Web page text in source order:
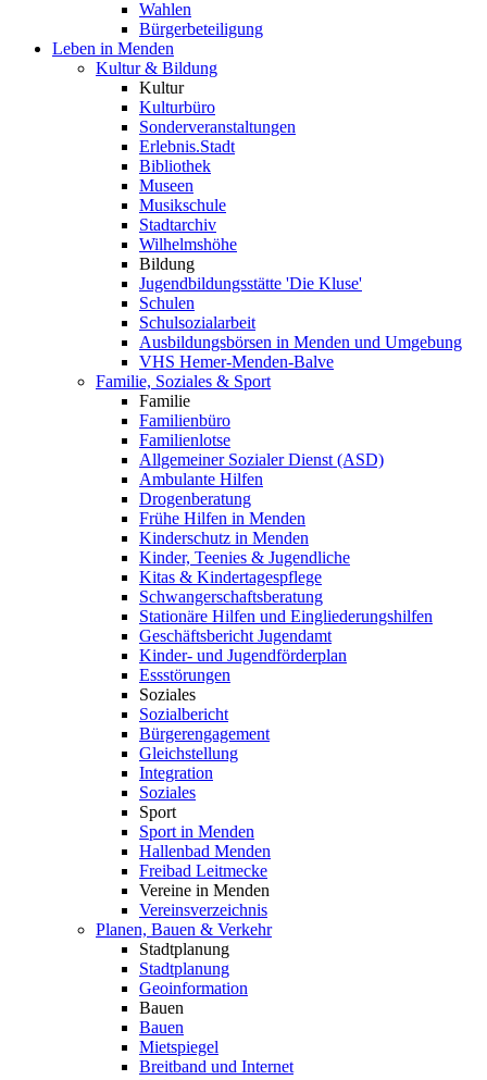
Wahlen
Bürgerbeteiligung
Leben in Menden
Kultur & Bildung
Kultur
Kulturbüro
Sonderveranstaltungen
Erlebnis.Stadt
Bibliothek
Museen
Musikschule
Stadtarchiv
Wilhelmshöhe
Bildung
Jugendbildungsstätte 'Die Kluse'
Schulen
Schulsozialarbeit
Ausbildungsbörsen in Menden und Umgebung
VHS Hemer-Menden-Balve
Familie, Soziales & Sport
Familie
Familienbüro
Familienlotse
Allgemeiner Sozialer Dienst (ASD)
Ambulante Hilfen
Drogenberatung
Frühe Hilfen in Menden
Kinderschutz in Menden
Kinder, Teenies & Jugendliche
Kitas & Kindertagespflege
Schwangerschaftsberatung
Stationäre Hilfen und Eingliederungshilfen
Geschäftsbericht Jugendamt
Kinder- und Jugendförderplan
Essstörungen
Soziales
Sozialbericht
Bürgerengagement
Gleichstellung
Integration
Soziales
Sport
Sport in Menden
Hallenbad Menden
Freibad Leitmecke
Vereine in Menden
Vereinsverzeichnis
Planen, Bauen & Verkehr
Stadtplanung
Stadtplanung
Geoinformation
Bauen
Bauen
Mietspiegel
Breitband und Internet